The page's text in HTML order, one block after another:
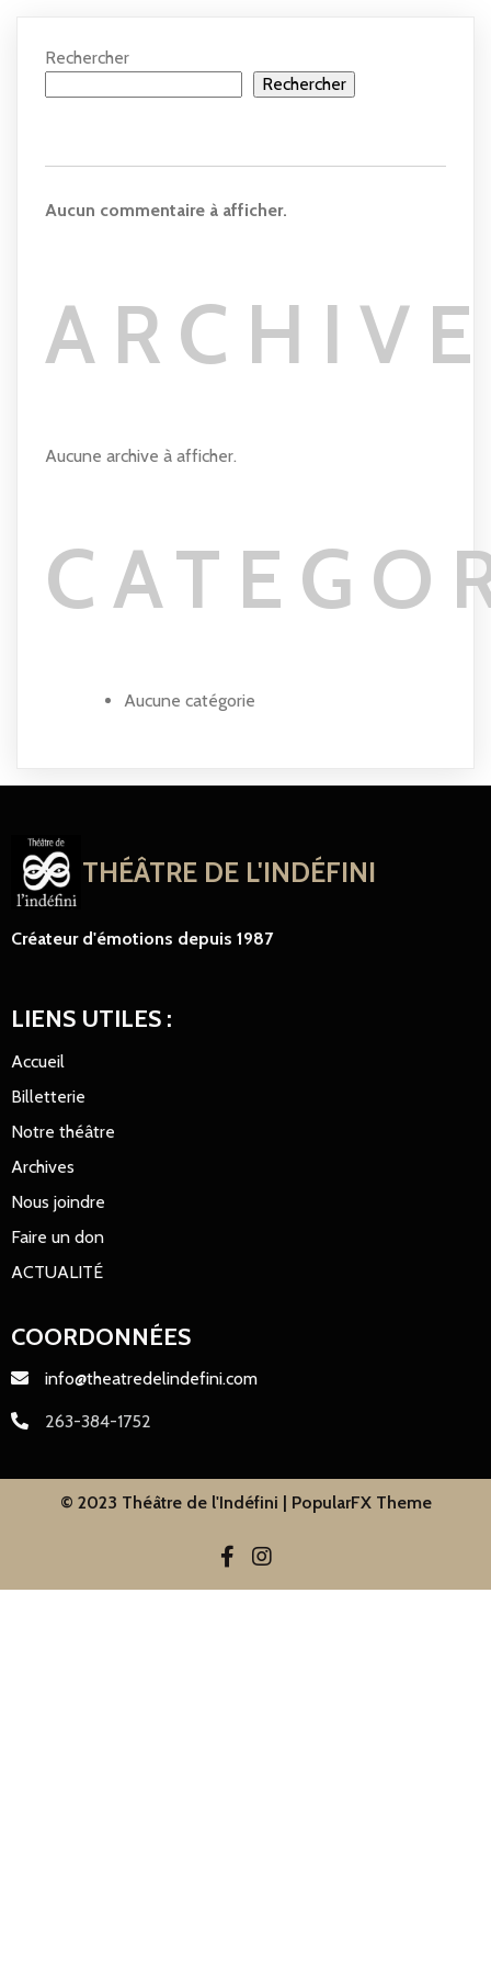
Rechercher
Rechercher
Aucun commentaire à afficher.
Aucune archive à afficher.
Aucune catégorie
THÉÂTRE DE L'INDÉFINI
Créateur d'émotions depuis 1987
LIENS UTILES :
Accueil
Billetterie
Notre théâtre
Archives
Nous joindre
Faire un don
ACTUALITÉ
COORDONNÉES
info@theatredelindefini.com
263-384-1752
© 2023 Théâtre de l'Indéfini | PopularFX Theme